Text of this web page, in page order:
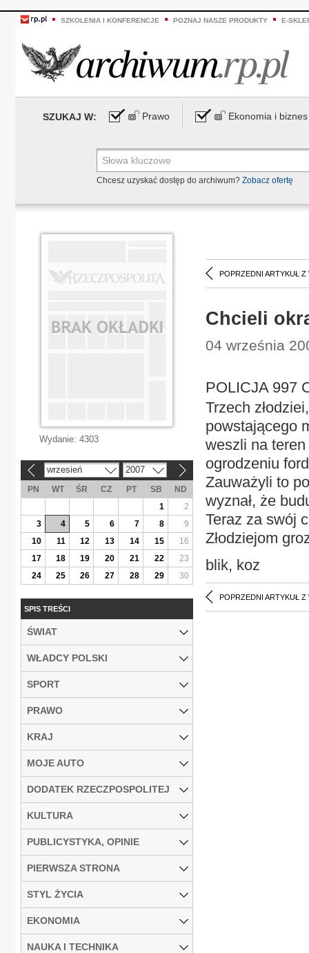
SZKOLENIA I KONFERENCJE POZNAJ NASZE PRODUKTY E-
SZUKAJ W: Prawo Ekonomia i biznes
Chcesz uzyskać dostęp do archiwum? Zobacz ofertę
POPRZEDNI ARTYKUŁ Z
Chcieli
04 września
POLICJA 997
Trzech
powstającego
weszli na
ogrodzeniu
Zauważyli to
wyznał, że
Teraz za swój
Złodziejom
blik, koz
POPRZEDNI ARTYKUŁ Z
Wydanie: 4303
wrzesień 2007
PN WT ŚR CZ PT SB
ND
1
2
3
4 5 6 7 8
9
10
11 12 13 14 15
16
17
18 19 20 21 22
23
24
25 26 27 28 29 30
SPIS TREŚCI
ŚWIAT
WŁADCY POLSKI
SPORT
PRAWO
KRAJ
MOJE AUTO
DODATEK RZECZPOSPOLITEJ
KULTURA
PUBLICYSTYKA, OPINIE
PIERWSZA STRONA
STYL ŻYCIA
EKONOMIA
NAUKA I TECHNIKA